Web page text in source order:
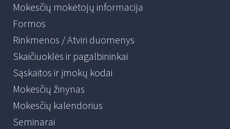
Mokesčių mokėtojų informacija
Formos
Rinkmenos / Atviri duomenys
Skaičiuoklės ir pagalbininkai
Sąskaitos ir įmokų kodai
Mokesčių žinynas
Mokesčių kalendorius
Seminarai